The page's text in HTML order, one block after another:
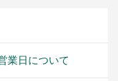
業日について